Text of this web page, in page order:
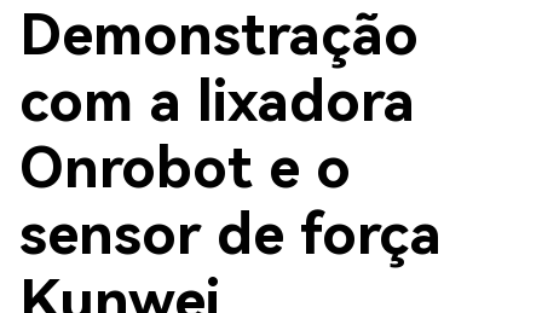
Demonstração
com a lixadora
Onrobot e o
sensor de força